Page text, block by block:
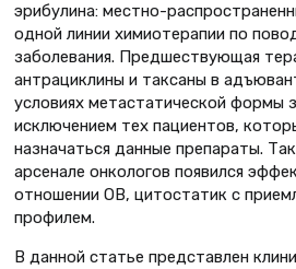
эрибулина: местно-
одной линии химиотерапии по
заболевания. Предшествующая
антрациклины и таксаны в
условиях метастатической формы
исключением тех пациентов,
назначаться данные препараты.
арсенале онкологов появился
отношении ОВ, цитостатик с
профилем.
В данной статье представлен